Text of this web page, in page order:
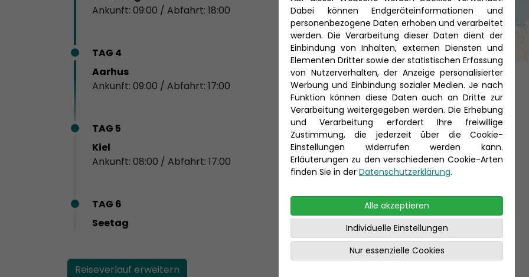
Ankunft: 09:00 / Abfahrt: 18:00
TAG 4
Aarhus
Ankunft: 09:00 / Abfahrt: 17:00
TAG 5
Kiel
Ankunft: 08:00 / Abfahrt: 17:00
TAG 6
Seetag
Reiseverlauf erweitern
Dabei können Endgeräteinformationen und
personenbezogene Daten erhoben und verarbeitet
werden. Die Verarbeitung dieser Daten dient der
Einbindung von Inhalten, externen Diensten und
Elementen Dritter sowie der statistischen Erfassung
von Nutzerverhalten, der Anzeige personalisierter
Werbung und Einbindung sozialer Medien. Je nach
Funktion können diese Daten auch an Dritte zur
Verarbeitung weitergegeben werden. Die Erhebung
und Verarbeitung erfordert Ihre freiwillige
Zustimmung, die jederzeit über die Cookie-
Einstellungen widerrufen werden kann.
Erläuterungen zu den verschiedenen Cookie-Arten
finden Sie in der Datenschutzerklärung.
Alle akzeptieren
Individuelle Einstellungen
Nur essenzielle Cookies